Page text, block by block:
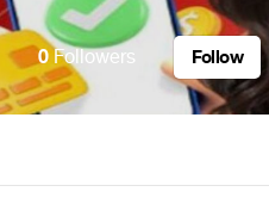
0Followers Follow